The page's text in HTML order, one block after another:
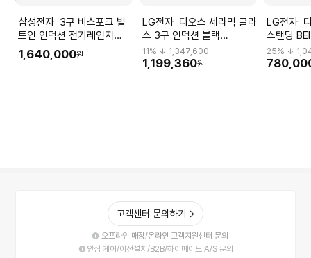
삼성전자 3구 비스포크 빌
트인 인덕션 전기레인지
NZ63DB503CFT (새틴 블
랙)
1,640,000원
LG전자 디오스 세라믹 글라
스 3구 인덕션 블랙
BEI3ASB4 전기레인지
11% ↓1,347,600
1,199,360원
LG전자 디오스 3구 인덕션
스탠딩
25% ↓
고객센터 문의하기
오프라인 매장/온라인 고객지원센터 문의
안심 케어/이전설치/B2B/하이메이드 A/S 문의